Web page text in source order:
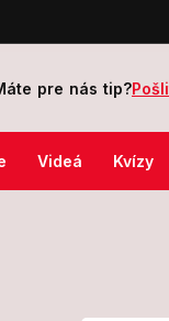
skúsenosti s
pre nás tip?
Videá Kvízy